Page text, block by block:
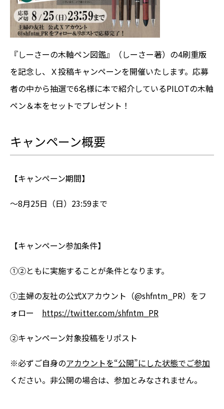
『しーさーの木軸ペン図鑑』
（しーさー著）の4刷重版
を記念し、Ｘ投稿キャンペーンを開催いたします。応募
者の中から抽選で6名様に本で紹介しているPILOTの木軸
ペン＆本をセットでプレゼント！
キャンペーン概要
【キャンペーン期間】
～8月25日（日）23:59まで
【キャンペーン参加条件】
①②ともに実施することが条件となります。
①主婦の友社の公式Xアカウント（@shfntm_PR） をフ
ォロー https://twitter.com/shfntm_PR
②キャンペーン対象投稿をリポスト
※必ずご自身のアカウントを“公開”にした状態でご参加
ください。非公開の場合は、参加とみなされません。